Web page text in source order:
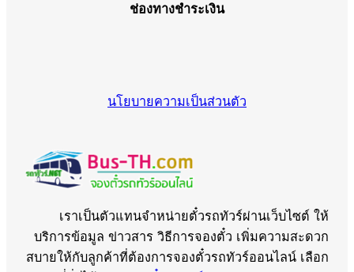
ช่องทางชำระเงิน
นโยบายความเป็นส่วนตัว
เราเป็นตัวแทนจำหน่ายตั๋วรถทัวร์ผ่านเว็บไซต์ ให้
บริการข้อมูล ข่าวสาร วิธีการจองตั๋ว เพิ่มความสะดวก
สบายให้กับลูกค้าที่ต้องการจองตั๋วรถทัวร์ออนไลน์ เลือก